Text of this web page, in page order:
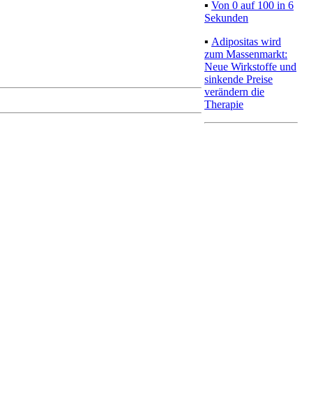
▪ Von 0 auf 100 in 6
Sekunden
▪ Adipositas wird
zum Massenmarkt:
Neue Wirkstoffe und
sinkende Preise
verändern die
Therapie